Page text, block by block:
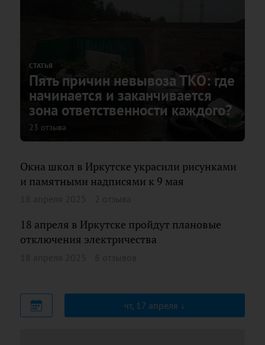
СТАТЬЯ
Пять причин невывоза ТКО: где
начинается и заканчивается
зона ответственности каждого?
23 отзыва
Окна школ в Иркутске украсили рисунками
и памятными надписями к 9 мая
18 апреля в Иркутске пройдут плановые
отключения электричества
чт, 17 апреля